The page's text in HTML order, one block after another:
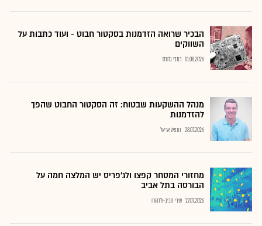
הבכיר שרואה הזדמנות בסקטור חבוט - ועוד כתבות על
השווקים
01.08.2026 כתבי גלובס
מנהל ההשקעות שבטוח: זה הסקטור החבוט שהפך
להזדמנות
28.07.2026 נתנאל אריאל
מחזורי המסחר קפצו ולג'פריס יש המלצה חמה על
הבורסה בתל אביב
27.07.2026 שירי חביב-ולדהורן